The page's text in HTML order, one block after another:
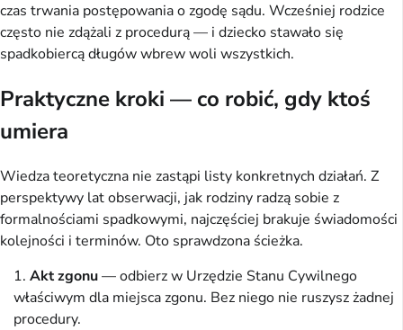
czas trwania postępowania o zgodę sądu. Wcześniej rodzice
często nie zdążali z procedurą — i dziecko stawało się
spadkobiercą długów wbrew woli wszystkich.
Praktyczne kroki — co robić, gdy ktoś
umiera
Wiedza teoretyczna nie zastąpi listy konkretnych działań. Z
perspektywy lat obserwacji, jak rodziny radzą sobie z
formalnościami spadkowymi, najczęściej brakuje świadomości
kolejności i terminów. Oto sprawdzona ścieżka.
Akt zgonu— odbierz w Urzędzie Stanu Cywilnego
właściwym dla miejsca zgonu. Bez niego nie ruszysz żadnej
procedury.